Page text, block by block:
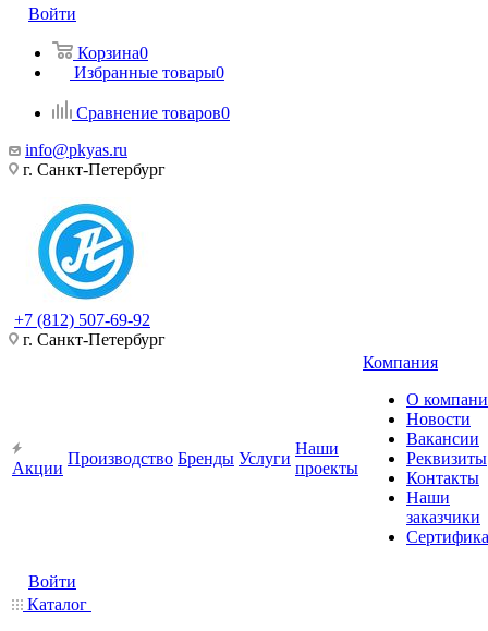
Войти
Корзина0
Избранные товары0
Сравнение товаров0
info@pkyas.ru
г. Санкт-Петербург
+7 (812) 507-69-92
г. Санкт-Петербург
Акции
Производство Бренды Услуги
Наши
проекты
Компания
О
Новости
Вакансии
Реквизиты
Контакты
Наши
заказчики
Войти
Каталог